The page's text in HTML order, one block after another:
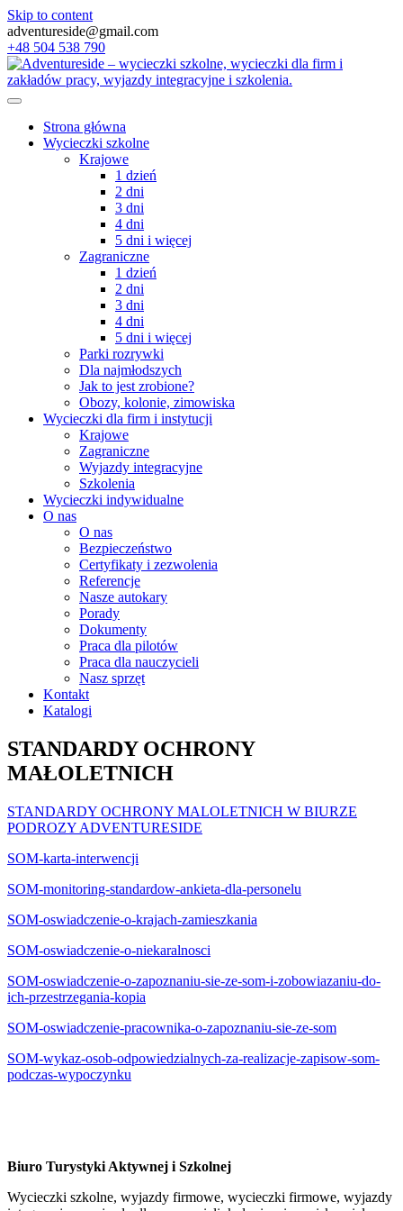
Skip to content
adventureside@gmail.com
+48 504 538 790
Strona główna
Wycieczki szkolne
Krajowe
1 dzień
2 dni
3 dni
4 dni
5 dni i więcej
Zagraniczne
1 dzień
2 dni
3 dni
4 dni
5 dni i więcej
Parki rozrywki
Dla najmłodszych
Jak to jest zrobione?
Obozy, kolonie, zimowiska
Wycieczki dla firm i instytucji
Krajowe
Zagraniczne
Wyjazdy integracyjne
Szkolenia
Wycieczki indywidualne
O nas
O nas
Bezpieczeństwo
Certyfikaty i zezwolenia
Referencje
Nasze autokary
Porady
Dokumenty
Praca dla pilotów
Praca dla nauczycieli
Nasz sprzęt
Kontakt
Katalogi
STANDARDY OCHRONY
MAŁOLETNICH
STANDARDY OCHRONY MALOLETNICH W BIURZE
PODROZY ADVENTURESIDE
SOM-karta-interwencji
SOM-monitoring-standardow-ankieta-dla-personelu
SOM-oswiadczenie-o-krajach-zamieszkania
SOM-oswiadczenie-o-niekaralnosci
SOM-oswiadczenie-o-zapoznaniu-sie-ze-som-i-zobowiazaniu-do-
ich-przestrzegania-kopia
SOM-oswiadczenie-pracownika-o-zapoznaniu-sie-ze-som
SOM-wykaz-osob-odpowiedzialnych-za-realizacje-zapisow-som-
podczas-wypoczynku
Biuro Turystyki Aktywnej i Szkolnej
Wycieczki szkolne, wyjazdy firmowe, wycieczki firmowe, wyjazdy